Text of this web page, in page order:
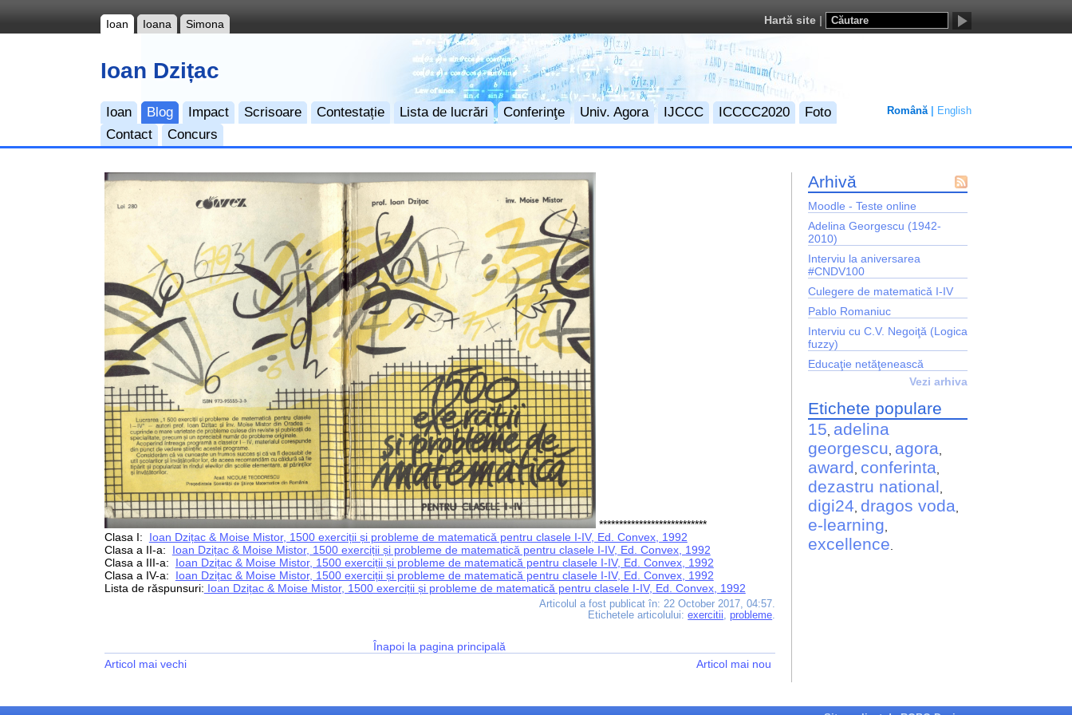
Ioan Ioana Simona Hartă site
Ioan Dzițac
Română English
Ioan Blog Impact Scrisoare Contestație Lista de lucrări Conferinţe Univ. Agora IJCCC ICCCC2020
Foto
Contact
Concurs
Arhivă
Moodle - Teste online
Adelina Georgescu (1942-
2010)
Interviu la aniversarea
#CNDV100
Culegere de matematică I-IV
Pablo Romaniuc
Interviu cu C.V. Negoiţă (Logica
fuzzy)
Educaţie netăţenească
Vezi arhiva
Etichete populare
15 adelina
georgescu agora
award conferinta
dezastru national
digi24 dragos voda
e-learning
excellence
***************************
Clasa I: Ioan Dzițac & Moise Mistor, 1500 exerciții și probleme de matematică pentru clasele I-IV, Ed. Convex, 1992
Clasa a II-a: Ioan Dzițac & Moise Mistor, 1500 exerciții și probleme de matematică pentru clasele I-IV, Ed. Convex, 1992
Clasa a III-a: Ioan Dzițac & Moise Mistor, 1500 exerciții și probleme de matematică pentru clasele I-IV, Ed. Convex, 1992
Clasa a IV-a: Ioan Dzițac & Moise Mistor, 1500 exerciții și probleme de matematică pentru clasele I-IV, Ed. Convex, 1992
Lista de răspunsuri: Ioan Dzițac & Moise Mistor, 1500 exerciții și probleme de matematică pentru clasele I-IV, Ed. Convex, 1992
Articolul a fost publicat în: 22 October 2017, 04:57.
Etichetele articolului:exercitii ,probleme
Înapoi la pagina principală
Articol mai vechi
Articol mai nou